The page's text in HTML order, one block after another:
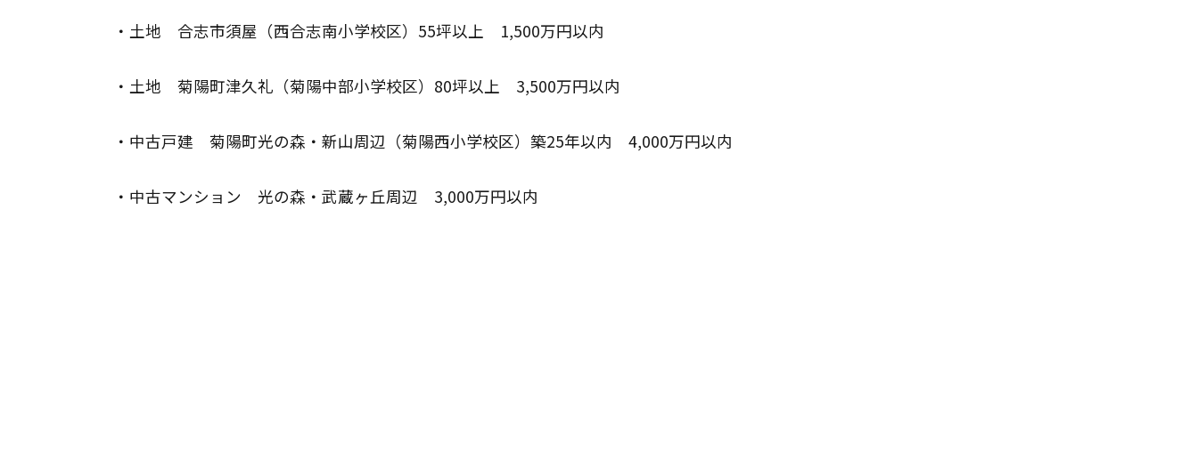
・土地　合志市須屋（西合志南小学校区）55坪以上　1,500万円以内
・土地　菊陽町津久礼（菊陽中部小学校区）80坪以上　3,500万円以内
・中古戸建　菊陽町光の森・新山周辺（菊陽西小学校区）築25年以内　4,000万円以内
・中古マンション　光の森・武蔵ヶ丘周辺　3,000万円以内